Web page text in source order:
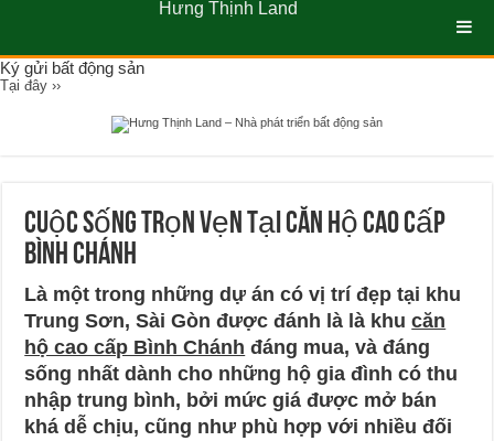
Ký gửi bất động sản
Tại đây ››
Cuộc sống trọn vẹn tại căn hộ cao cấp
Bình Chánh
Là một trong những dự án có vị trí đẹp tại khu
Trung Sơn, Sài Gòn được đánh là là khucăn
hộ cao cấp Bình Chánh đáng mua, và đáng
sống nhất dành cho những hộ gia đình có thu
nhập trung bình, bởi mức giá được mở bán
khá dễ chịu, cũng như phù hợp với nhiều đối
Hưng Thịnh Land